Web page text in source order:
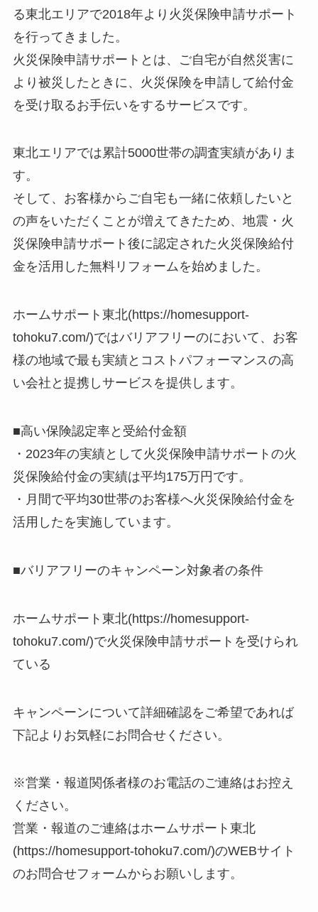
る東北エリアで2018年より火災保険申請サポート
を行ってきました。
火災保険申請サポートとは、ご自宅が自然災害に
より被災したときに、火災保険を申請して給付金
を受け取るお手伝いをするサービスです。
東北エリアでは累計5000世帯の調査実績がありま
す。
そして、お客様からご自宅も一緒に依頼したいと
の声をいただくことが増えてきたため、地震・火
災保険申請サポート後に認定された火災保険給付
金を活用した無料リフォームを始めました。
ホームサポート東北(https://homesupport-
tohoku7.com/)ではバリアフリーのにおいて、お客
様の地域で最も実績とコストパフォーマンスの高
い会社と提携しサービスを提供します。
■高い保険認定率と受給付金額
・2023年の実績として火災保険申請サポートの火
災保険給付金の実績は平均175万円です。
・月間で平均30世帯のお客様へ火災保険給付金を
活用したを実施しています。
■バリアフリーのキャンペーン対象者の条件
ホームサポート東北(https://homesupport-
tohoku7.com/)で火災保険申請サポートを受けられ
ている
キャンペーンについて詳細確認をご希望であれば
下記よりお気軽にお問合せください。
※営業・報道関係者様のお電話のご連絡はお控え
ください。
営業・報道のご連絡はホームサポート東北
(https://homesupport-tohoku7.com/)のWEBサイト
のお問合せフォームからお願いします。